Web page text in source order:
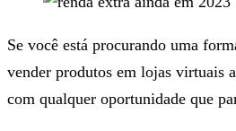
Se você está procurando uma
vender produtos em lojas virtuais
com qualquer oportunidade que